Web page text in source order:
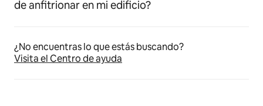
de anfitrionar en mi edificio?
¿No encuentras lo que estás buscando?
Visita el Centro de ayuda